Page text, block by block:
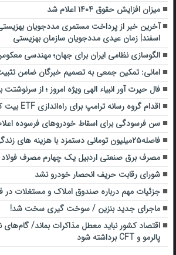
میزان افزایش حقوق ۱۴۰۴ اعلام شد
اسفند| زمان عیدی مددجویان سازمان بهزیستی
الگوسازی نظامی ایران برای جهان؛ مهندسی
امانی: تمکین جمعی به تصمیم خبرگان ضامن
فال حیرت آور انبیاء الهی ویژه امروز ؛ از سرنوشتت
اقدام گروه رسانه ترامپ برای راه‌اندازی ETF بیت کوین
سن فرسودگی برای اسقاط خودروهای فرسوده
فاصله۲۵میلیون تومانی دستمزد با هزینه های زندگی کارگران
مصرف برق صنعتی ‌اردبیل ‌یک چهارم مصرف فولاد
شورای رقابت حریف انحصار خودرو نشد
جزئیات مهم درباره صندوق املاک و مستغلات در
ماجرای جدید بنزین / سوخت گیری سخت شد!
اقتصاد کشور نباید معطل مذاکرات بماند/ گام‌های
پالرمو و CFT برداشته شود